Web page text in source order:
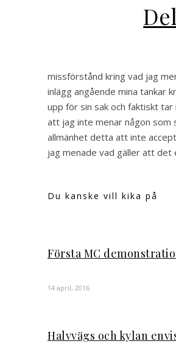
missförstånd kring vad jag
inlägg angående mina tankar
upp för sin sak och faktiskt
att jag inte menar någon som
allmänhet detta att inte
jag menade vad gäller att
Du kanske vill kika på
Första MC
14 april, 2016
Halvvägs och kylan